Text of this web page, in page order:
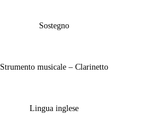
Sostegno
Strumento musicale – Clarinetto
Lingua inglese